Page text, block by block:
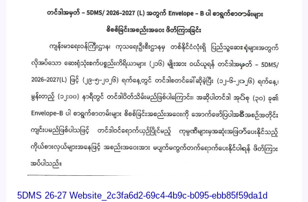
5DMS 26-27 Website_2c3fa6d2-69c4-4b9c-b095-ebb85f59da1d